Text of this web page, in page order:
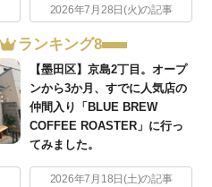
2026年7月28日(火)の記事
ランキング8
【墨田区】京島2丁目。オープ
ンから3か月、すでに人気店の
仲間入り「BLUE BREW
COFFEE ROASTER」に行っ
てみました。
2026年7月18日(土)の記事